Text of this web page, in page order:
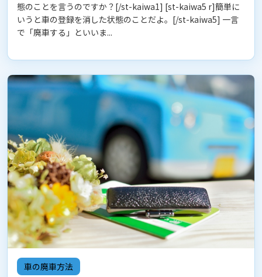
態のことを言うのですか？[/st-kaiwa1] [st-kaiwa5 r]簡単に
いうと車の登録を消した状態のことだよ。[/st-kaiwa5] 一言
で「廃車する」といいま...
車の廃車方法